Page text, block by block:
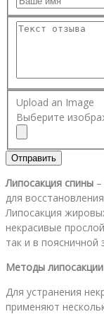
Upload an Image
Выберите
Липосакция спины
для
Липосакция
некрасивые
так и в
Методы
Для устранения
применяют